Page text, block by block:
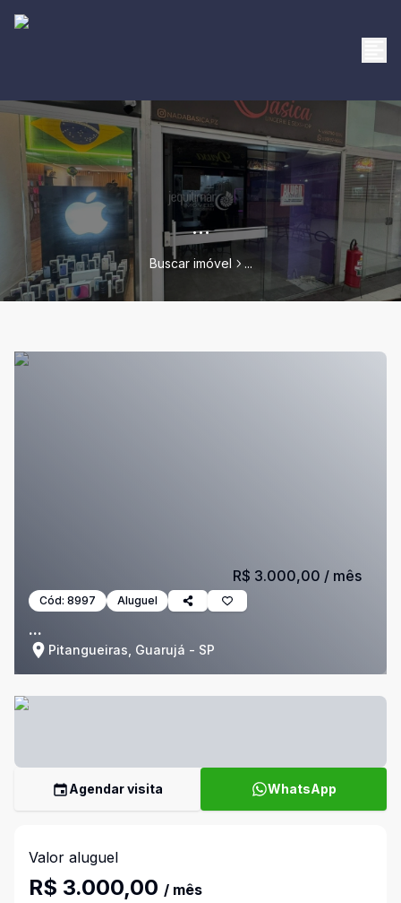
...
Buscar imóvel ...
Cód: 8997 Aluguel
...
Pitangueiras, Guarujá - SP
R$ 3.000,00 / mês
Agendar visita WhatsApp
Valor aluguel
R$ 3.000,00 / mês